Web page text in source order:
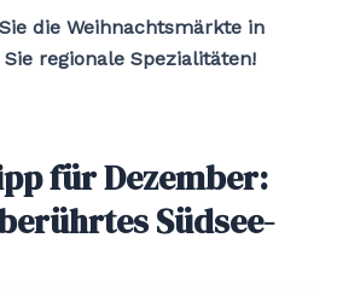
die Weihnachtsmärkte in
regionale Spezialitäten!
für Dezember:
Südsee-